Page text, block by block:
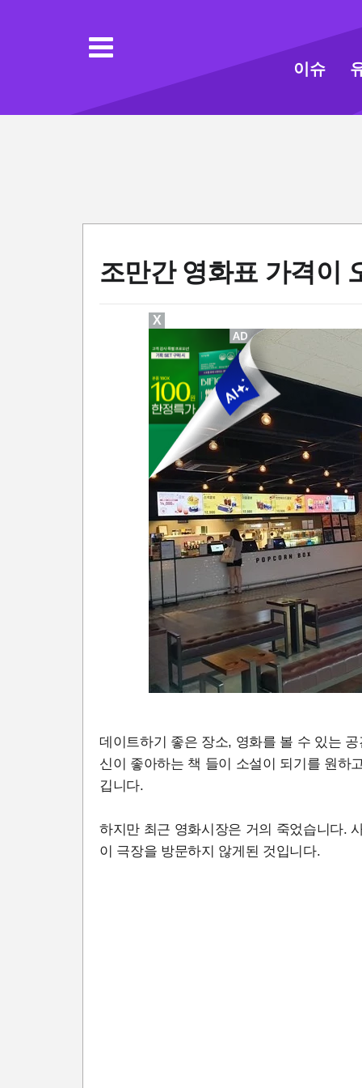
이슈
조만간 영화표 가격이
데이트하기 좋은 장소, 영화를 볼 수 있는
신이 좋아하는 책 들이 소설이 되기를 원하
깁니다.
하지만 최근 영화시장은 거의 죽었습니다.
이 극장을 방문하지 않게된 것입니다.
X